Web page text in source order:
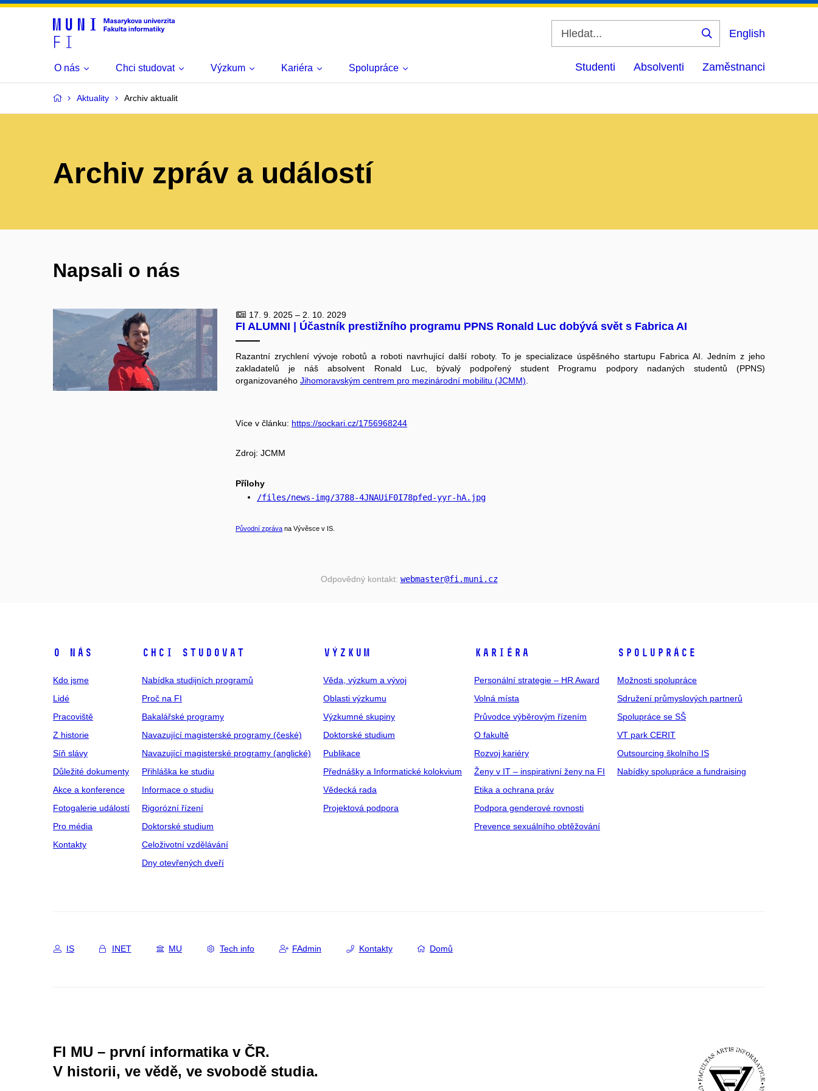
Vyhledat
English
O nás Chci studovat Výzkum Kariéra Spolupráce Studenti Absolventi Zaměstnanci
Aktuality Archiv aktualit
Archiv zpráv a událostí
Napsali o nás
17. 9. 2025 – 2. 10. 2029
FI ALUMNI | Účastník prestižního programu PPNS Ronald Luc dobývá svět s Fabrica AI
Razantní zrychlení vývoje robotů a roboti navrhující další roboty. To je specializace úspěšného startupu Fabrica AI. Jedním z jeho
zakladatelů je náš absolvent Ronald Luc, bývalý podpořený student Programu podpory nadaných studentů (PPNS)
organizovaného Jihomoravským centrem pro mezinárodní mobilitu (JCMM)
Více v článku: https://sockari.cz/1756968244
Zdroj: JCMM
Přílohy
/files/news-img/3788-4JNAUiF0I78pfed-yyr-hA.jpg
Původní zpráva na Vývěsce v IS.
Odpovědný kontakt: webmaster@fi .muni .cz
O NÁS
Kdo jsme
Lidé
Pracoviště
Z historie
Síň slávy
Důležité dokumenty
Akce a konference
Fotogalerie událostí
Pro média
Kontakty
CHCI STUDOVAT
Nabídka studijních programů
Proč na FI
Bakalářské programy
Navazující magisterské programy (české)
Navazující magisterské programy (anglické)
Přihláška ke studiu
Informace o studiu
Rigorózní řízení
Doktorské studium
Celoživotní vzdělávání
Dny otevřených dveří
VÝZKUM
Věda, výzkum a vývoj
Oblasti výzkumu
Výzkumné skupiny
Doktorské studium
Publikace
Přednášky a Informatické kolokvium
Vědecká rada
Projektová podpora
KARIÉRA
Personální strategie – HR Award
Volná místa
Průvodce výběrovým řízením
O fakultě
Rozvoj kariéry
Ženy v IT – inspirativní ženy na FI
Etika a ochrana práv
Podpora genderové rovnosti
Prevence sexuálního obtěžování
SPOLUPRÁCE
Možnosti spolupráce
Sdružení průmyslových partnerů
Spolupráce se SŠ
VT park CERIT
Outsourcing školního IS
Nabídky spolupráce a fundraising
IS INET MU Tech info FAdmin Kontakty Domů
FI MU – první informatika v ČR.
V historii, ve vědě, ve svobodě studia.